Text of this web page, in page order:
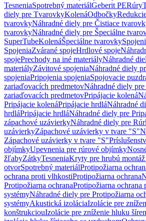
TesneniaSpotrebný materiálGeberit PERúry
diely pre TvarovkyKolenáOdbočky
tvarovkyNáhradné diely pre Čistiace
tvarovkyNáhradné diely pre Špeciálne
SuperTubeKolenáŠpeciálne tvarovky
SpojeniaZvárané spojeHrdlové spoje
spojePrechody na iné materiályNáhradné
materiályZávitové spojeniaNáhradné diely
spojeniaPripojenia spojeniaSpojovacie
zariaďovacích predmetovNáhradné diely
zariaďovacích predmetovPripájacie kolená
Pripájacie kolenáPripájacie hrdláNáhradné
hrdláPripájacie hrdláNáhradné diely pre
zápachové uzávierkyNáhradné diely pre
uzávierkyZápachové uzávierky v tvare "S"
Zápachové uzávierky v tvare "S"
objímkyUpevnenia pre rúrové objímky
žľabyZátkyTesneniaKryty pre hrubú
otvorSpotrebný materiálProtipožiarna
ochrana proti vlhkostiProtipožiarna ochrana
Protipožiarna ochranaProtipožiarna ochrana
systémyNáhradné diely pre Protipožiarna
systémyAkustická izoláciaIzolácie pre
konštrukciouIzolácie pre zníženie hluku